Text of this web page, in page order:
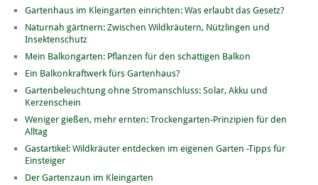
Gartenhaus im Kleingarten einrichten: Was erlaubt das Gesetz?
Naturnah gärtnern: Zwischen Wildkräutern, Nützlingen und
Insektenschutz
Mein Balkongarten: Pflanzen für den schattigen Balkon
Ein Balkonkraftwerk fürs Gartenhaus?
Gartenbeleuchtung ohne Stromanschluss: Solar, Akku und
Kerzenschein
Weniger gießen, mehr ernten: Trockengarten-Prinzipien für den
Alltag
Gastartikel: Wildkräuter entdecken im eigenen Garten -Tipps für
Einsteiger
Der Gartenzaun im Kleingarten